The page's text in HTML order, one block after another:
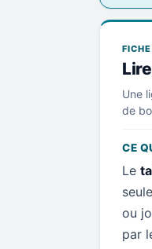
FICHE
Une
de
CE
Le
ou
par